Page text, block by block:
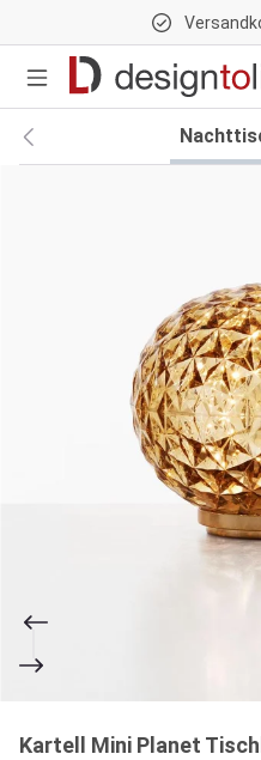
Kartell Mini Planet